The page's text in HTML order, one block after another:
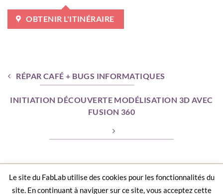
OBTENIR L'ITINÉRAIRE
RÉPAR CAFÉ + BUGS INFORMATIQUES
INITIATION DÉCOUVERTE MODÉLISATION 3D AVEC
FUSION 360
ACCUEIL AGENDA CONTACT
LA CHARTE D’UN FABLAB
MENTIONS LÉGALES
Le site du FabLab utilise des cookies pour les fonctionnalités du
site. En continuant à naviguer sur ce site, vous acceptez cette